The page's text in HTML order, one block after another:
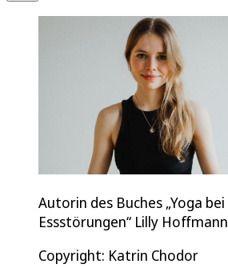
Autorin des Buches „Yoga bei
Essstörungen“ Lilly Hoffmann
Copyright: Katrin Chodor